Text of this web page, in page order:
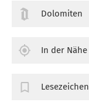
Dolomiten
In der Nähe
Lesezeichen